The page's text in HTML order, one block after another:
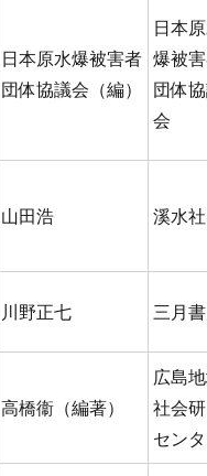
日本原水爆被害者
団体協議会（編）
日本
爆被
団体
会
山田浩 溪水社
川野正七 三月
高橋衞（編著）
広島
社会
セン